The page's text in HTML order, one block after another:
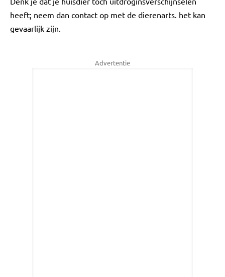
heeft; neem dan contact op met de dierenarts. het kan
gevaarlijk zijn.
Advertentie